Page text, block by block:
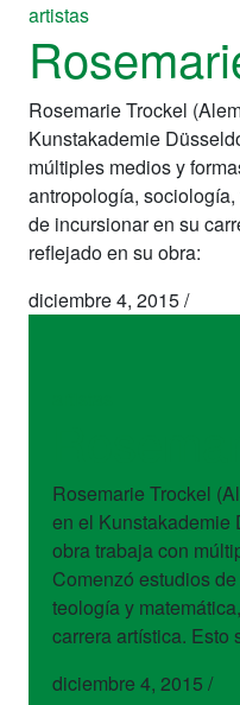
artistas
Rosemarie Trockel
Kunstakademie
múltiples medios y
antropología,
de incursionar en su
reflejado en su obra:
diciembre 4, 2015/
Rosemarie Trockel
en el Kunstakademie
obra trabaja con
Comenzó estudios
teología y
carrera artística. Esto
diciembre 4, 2015 /